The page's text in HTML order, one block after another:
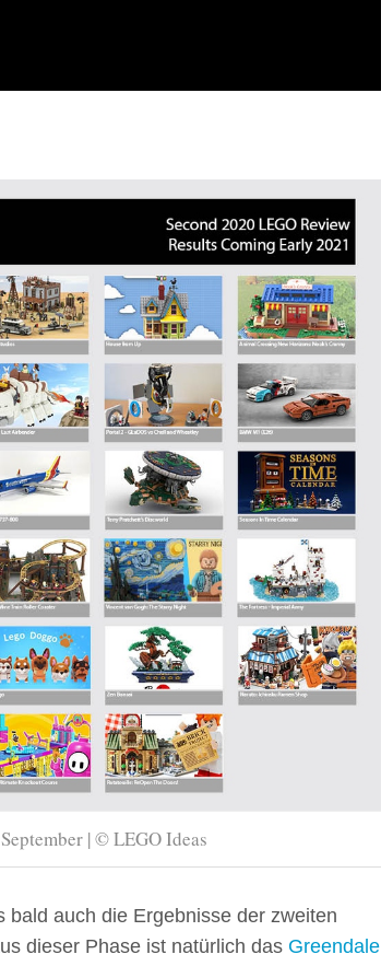
| © LEGO Ideas
bald auch die Ergebnisse der zweiten
dieser Phase ist natürlich das Greendale